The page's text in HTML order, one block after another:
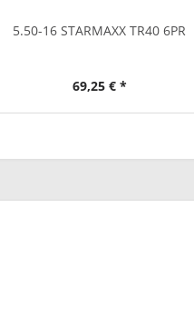
5.50-16 STARMAXX TR40 6PR
69,25 € *